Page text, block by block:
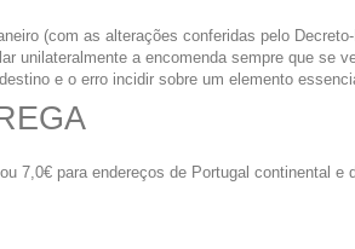
(com as alterações conferidas pelo
unilateralmente a encomenda sempre que se
e o erro incidir sobre um elemento
7,0€ para endereços de Portugal continental